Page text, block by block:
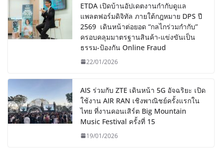
ETDA เปิดบ้านอัปเดตงานกำกับดูแล
แพลตฟอร์มดิจิทัล ภายใต้กฎหมาย DPS ปี
2569 เดินหน้าต่อยอด “กลไกร่วมกำกับ”
ครอบคลุมมาตรฐานสินค้า-แข่งขันเป็น
ธรรม-ป้องกัน Online Fraud
22/01/2026
AIS ร่วมกับ ZTE เดินหน้า 5G อัจฉริยะ เปิด
ใช้งาน AIR RAN เชิงพาณิชย์ครั้งแรกใน
ไทย ที่งานคอนเสิร์ต Big Mountain
Music Festival ครั้งที่ 15
19/01/2026